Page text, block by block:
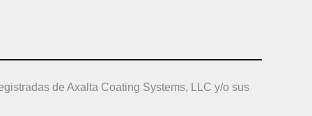
de Axalta Coating Systems, LLC y/o sus